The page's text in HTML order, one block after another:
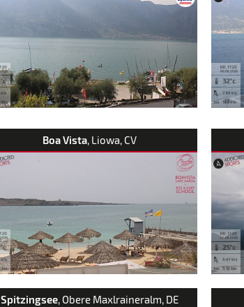
Boa Vista, Liowa, CV
Spitzingsee, Obere Maxlraineralm, DE